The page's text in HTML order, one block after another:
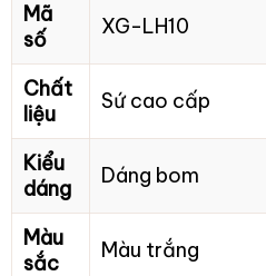
Mã
số
XG-LH10
Chất
liệu
Sứ cao cấp
Kiểu
dáng
Dáng bom
Màu
sắc
Màu trắng